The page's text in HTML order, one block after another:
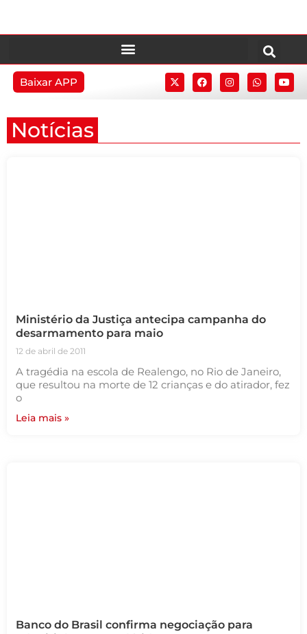
Baixar APP
Notícias
Ministério da Justiça antecipa campanha do
desarmamento para maio
12 de abril de 2011
A tragédia na escola de Realengo, no Rio de Janeiro,
que resultou na morte de 12 crianças e do atirador, fez
o
Leia mais »
Banco do Brasil confirma negociação para